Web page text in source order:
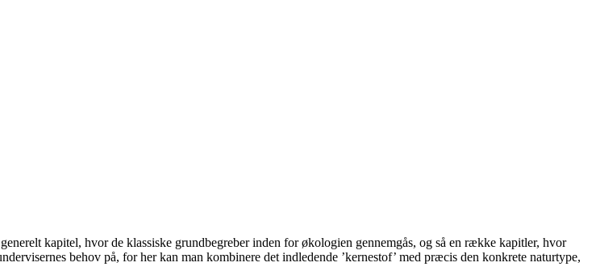
kapitel, hvor de klassiske grundbegreber inden for økologien gennemgås, og så en række kapitler, hvor
behov på, for her kan man kombinere det indledende ’kernestof’ med præcis den konkrete naturtype,